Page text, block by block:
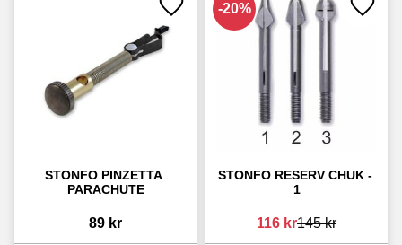
STONFO PINZETTA
PARACHUTE
89 kr
Lägg till i favoriter
STONFO RESERV CHUK -
1
116 kr145kr
20% Lägg